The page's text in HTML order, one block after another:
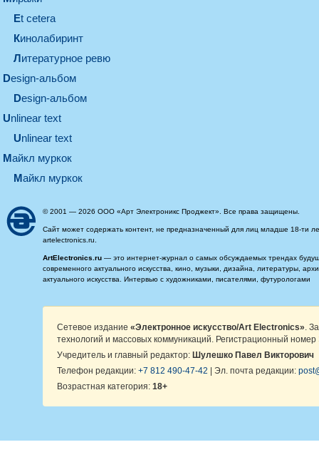
et cetera
кинолабиринт
литературное ревю
design-альбом
design-альбом
unlinear text
Unlinear text
майкл муркок
майкл муркок
© 2001 — 2026 ООО «Арт Электроникс Проджект». Все права защищены.
Сайт может содержать контент, не предназначенный для лиц младше 18-ти
artelectronics.ru.
ArtElectronics.ru — это интернет-журнал о самых обсуждаемых трендах
современного актуального искусства, кино, музыки, дизайна, литературы,
актуального искусства. Интервью с художниками, писателями, футурологами
Сетевое издание «Электронное искусство/Art Electronics» .
технологий и массовых коммуникаций. Регистрационный
Учредитель и главный редактор: Шулешко Павел Викторович
Телефон редакции: +7 812 490-47-42 | Эл. почта редакции:
Возрастная категория: 18+